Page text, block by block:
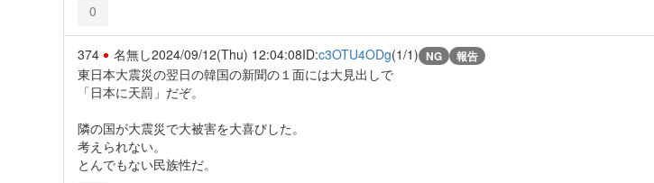
0
374 名無し2024/09/12(Thu) 12:04:08ID:c3OTU4ODg(1/1) NG 報告
東日本大震災の翌日の韓国の新聞の１面には大見出しで
「日本に天罰」だぞ。
隣の国が大震災で大被害を大喜びした。
考えられない。
とんでもない民族性だ。